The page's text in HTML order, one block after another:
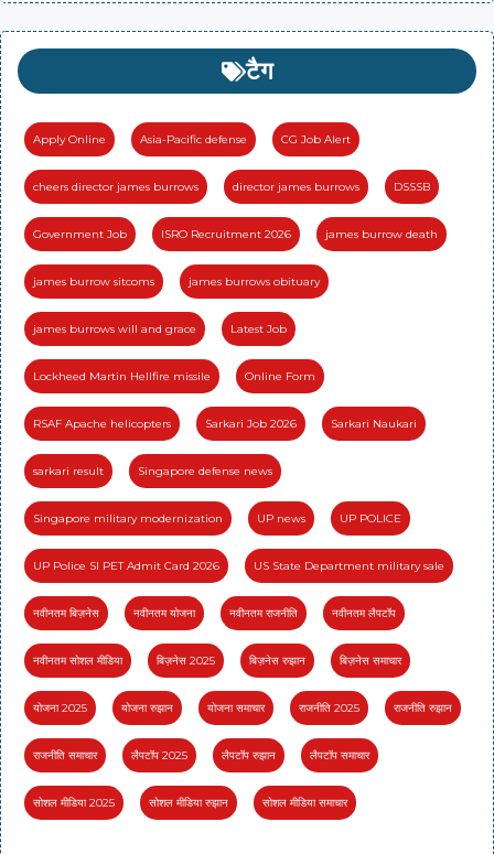
टैग
Apply Online Asia-Pacific defense CG Job Alert
cheers director james burrows director james burrows DSSSB
Government Job ISRO Recruitment 2026 james burrow death
james burrow sitcoms james burrows obituary
james burrows will and grace Latest Job
Lockheed Martin Hellfire missile Online Form
RSAF Apache helicopters Sarkari Job 2026 Sarkari Naukari
sarkari result Singapore defense news
Singapore military modernization UP news UP POLICE
UP Police SI PET Admit Card 2026 US State Department military sale
नवीनतम बिज़नेस नवीनतम योजना नवीनतम राजनीति नवीनतम लैपटॉप
नवीनतम सोशल मीडिया बिज़नेस 2025 बिज़नेस रुझान बिज़नेस समाचार
योजना 2025 योजना रुझान योजना समाचार राजनीति 2025 राजनीति रुझान
राजनीति समाचार लैपटॉप 2025 लैपटॉप रुझान लैपटॉप समाचार
सोशल मीडिया 2025 सोशल मीडिया रुझान सोशल मीडिया समाचार